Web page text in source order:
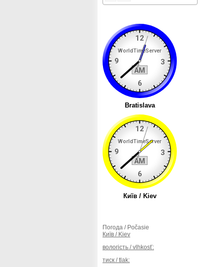
Погода / Počasie
Київ / Kiev
вологість / vlhkosť:
тиск / tlak: